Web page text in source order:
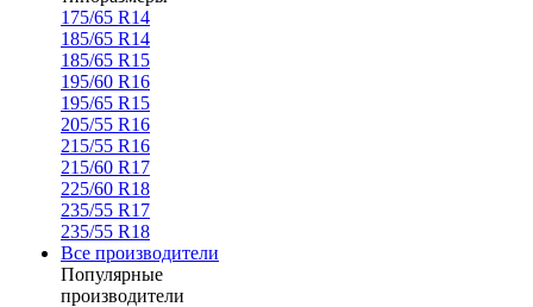
175/65 R14
185/65 R14
185/65 R15
195/60 R16
195/65 R15
205/55 R16
215/55 R16
215/60 R17
225/60 R18
235/55 R17
235/55 R18
Все производители
Популярные
производители